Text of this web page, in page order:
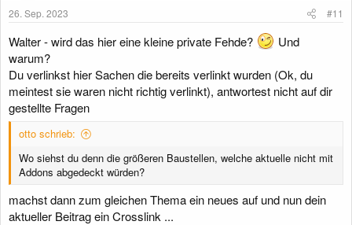
n
26. Sep. 2023 #11
Walter - wird das hier eine kleine private Fehde?
Und
warum?
Du verlinkst hier Sachen die bereits verlinkt wurden (Ok, du
meintest sie waren nicht richtig verlinkt), antwortest nicht auf dir
gestellte Fragen
otto schrieb:
Wo siehst du denn die größeren Baustellen, welche aktuelle nicht mit
Addons abgedeckt würden?
machst dann zum gleichen Thema ein neues auf und nun dein
aktueller Beitrag ein Crosslink ...